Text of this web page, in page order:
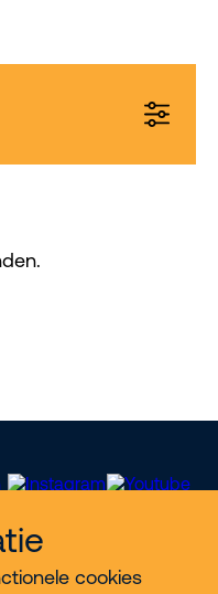
cookies